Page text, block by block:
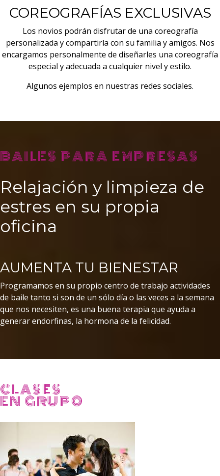
COREOGRAFÍAS EXCLUSIVAS
Los novios podrán disfrutar de una coreografía
personalizada y compartirla con su familia y amigos. Nos
encargamos personalmente de diseñarles una coreografía
especial y adecuada a cualquier nivel y estilo.
Algunos ejemplos en nuestras redes sociales.
BAILES PARA EMPRESAS
Relajación y limpieza de
estres en su propia
oficina
AUMENTA TU BIENESTAR
Programamos en su propio centro de trabajo actividades
de baile tanto si son de un sólo día o las veces a la semana
que nos necesiten, es una buena terapia que ayuda a
generar endorfinas, la hormona de la felicidad.
CLASES
EN GRUPO